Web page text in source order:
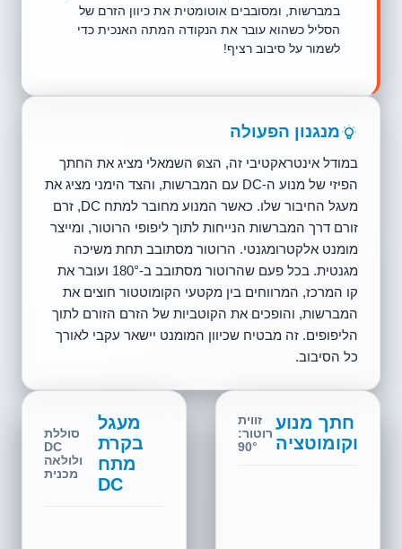
במברשות, ומסובבים אוטומטית את כיוון הזרם של
הסליל כשהוא עובר את הנקודה המתה האנכית כדי
לשמור על סיבוב רציף!
מנגנון הפעולה
במודל אינטראקטיבי זה, הצด השמאלי מציג את החתך
הפיזי של מנוע ה-DC עם המברשות, והצד הימני מציג את
מעגל החיבור שלו. כאשר המנוע מחובר למתח DC, זרם
זורם דרך המברשות הנייחות לתוך ליפופי הרוטור, ומייצר
מומנט אלקטרומגנטי. הרוטור מסתובב תחת משיכה
מגנטית. בכל פעם שהרוטור מסתובב ב-180° ועובר את
קו המרכז, המרווחים בין מקטעי הקומוטטור חוצים את
המברשות, והופכים את הקוטביות של הזרם הזורם לתוך
הליפופים. זה מבטיח שכיוון המומנט יישאר עקבי לאורך
כל הסיבוב.
חתך מנוע
וקומוטציה
זווית
רוטור:
90°
מעגל
בקרת
מתח
DC
סוללת
DC
ולולאה
מכנית